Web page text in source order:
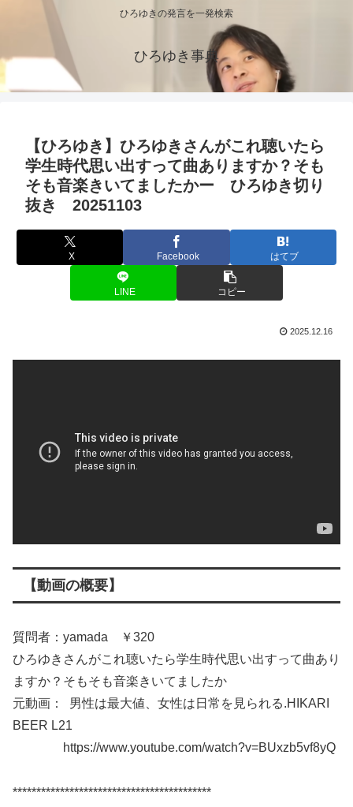
ひろゆきの発言を一発検索
ひろゆき事典
【ひろゆき】ひろゆきさんがこれ聴いたら
学生時代思い出すって曲ありますか？そも
そも音楽きいてましたかー ひろゆき切り
抜き 20251103
X Facebook はてブ
LINE コピー
2025.12.16
【動画の概要】
質問者：yamada ￥320
ひろゆきさんがこれ聴いたら学生時代思い出すって曲あり
ますか？そもそも音楽きいてましたか
元動画： 男性は最大値、女性は日常を見られる.HIKARI
BEER L21
https://www.youtube.com/watch?v=BUxzb5vf8yQ
******************************************